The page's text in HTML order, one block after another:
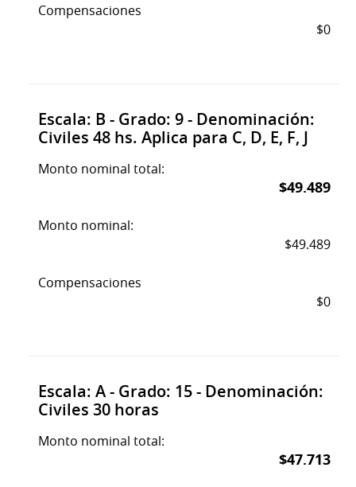
Compensaciones
$0
Escala: B - Grado: 9 - Denominación:
Civiles 48 hs. Aplica para C, D, E, F, J
Monto nominal total:
$49.489
Monto nominal:
$49.489
Compensaciones
$0
Escala: A - Grado: 15 - Denominación:
Civiles 30 horas
Monto nominal total:
$47.713